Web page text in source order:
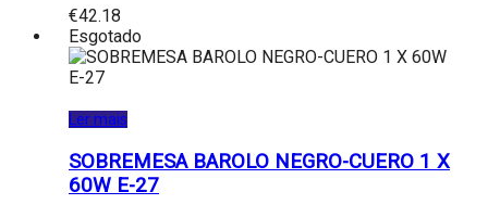
€42.18
Esgotado
Ler mais
SOBREMESA BAROLO NEGRO-CUERO 1 X
60W E-27